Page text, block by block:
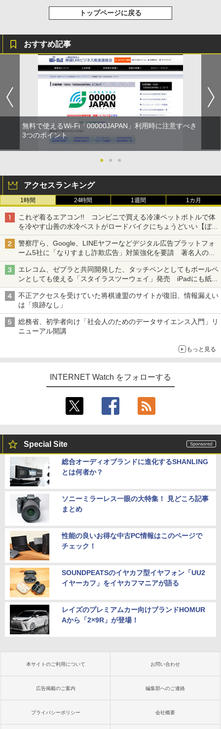
トップページに戻る
おすすめ記事
無料で使えるWi-Fi「00000JAPAN」利用時に注意すべき
3つのポイント
● ● ●
アクセスランキング
1時間 24時間 1週間 1カ月
これぞ着るエアコン!! コンビニで買える冷凍ペットボトルで体
を冷やす山善の水冷ベストがロードバイクにちょうどいい【ぼっ
ち・ざ・ろーど！その14】【空いた時間でなにしてる？】
警察庁ら、Google、LINEヤフーなどデジタル広告プラットフォ
ーム5社に「なりすまし詐欺広告」対策強化を要請 著名人の写
真や映像を使った投資詐欺などへの対策として
エレコム、ゼブラと共同開発した、タッチペンとしてもボールペ
ンとしても使える「スタイラスツーウェイ」発売 iPadにも紙に
も、持ち替えずに書き込める
不正アクセスを受けていた将棋連盟のサイトが復旧、情報漏えい
は「痕跡なし」
総務省、初学者向け「社会人のためのデータサイエンス入門」リ
ニューアル開講
もっと見る
INTERNET Watch をフォローする
Special Site
総合オーディオブランドに進化するSHANLING
とは何者か？
ソニーミラーレス一眼の大特集！ 見どころ記事
まとめ
性能の良いお得な中古PC情報はこのページで
チェック！
SOUNDPEATSのイヤカフ型イヤフォン「UU2
イヤーカフ」をイヤカフマニアが語る
レイズのプレミアムカー向けブランドHOMUR
Aから「2×9R」が登場！
本サイトのご利用について お問い合わせ
広告掲載のご案内 編集部へのご連絡
プライバシーポリシー 会社概要